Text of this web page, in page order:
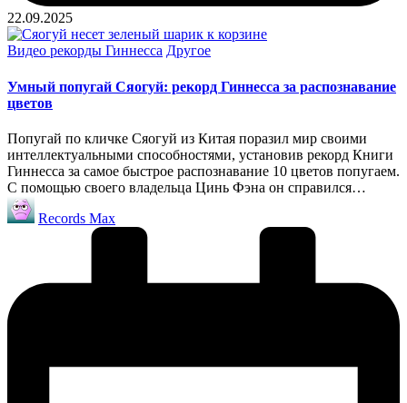
22.09.2025
Опубликовано
Видео рекорды Гиннесса Другое
Умный попугай Сяогуй: рекорд Гиннесса за распознавание
цветов
Попугай по кличке Сяогуй из Китая поразил мир своими
интеллектуальными способностями, установив рекорд Книги
Гиннесса за самое быстрое распознавание 10 цветов попугаем.
С помощью своего владельца Цинь Фэна он справился…
Запись
от
Records Max